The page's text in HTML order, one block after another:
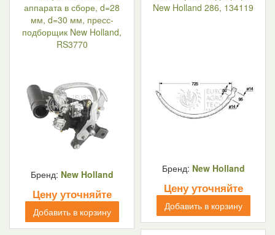
аппарата в сборе, d=28
мм, d=30 мм, пресс-
подборщик New Holland,
RS3770
Бренд: New Holland
Цену уточняйте
Добавить в корзину
New Holland 286, 134119
Бренд: New Holland
Цену уточняйте
Добавить в корзину